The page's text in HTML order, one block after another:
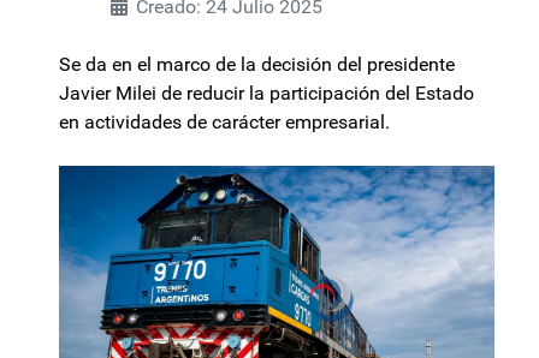
Creado: 24 Julio 2025
Se da en el marco de la decisión del presidente
Javier Milei de reducir la participación del Estado
en actividades de carácter empresarial.